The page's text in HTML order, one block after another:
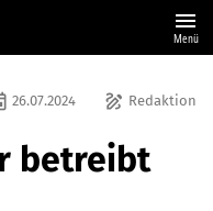
menu
Menü
draw Redaktion
26.07.2024
betreibt